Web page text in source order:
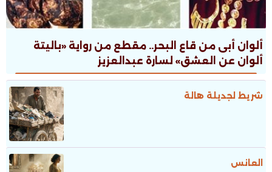
ألوان أبى من قاع البحر.. مقطع من رواية «باليتة
ألوان عن العشق» لسارة عبدالعزيز
شريط لجديلة هالة
العانس